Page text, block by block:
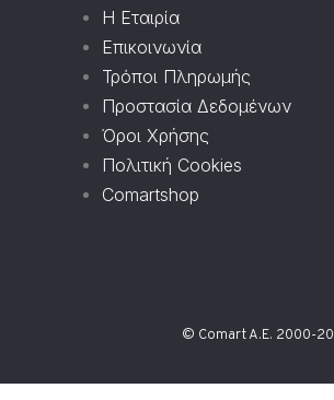
Η Εταιρία
Επικοινωνία
Τρόποι Πληρωμής
Προστασία Δεδομένων
Όροι Χρήσης
Πολιτική Cookies
Comartshop
© Comart A.E. 2000-